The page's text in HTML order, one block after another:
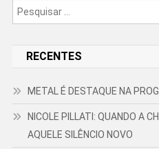
RECENTES
METAL É DESTAQUE NA
NICOLE PILLATI: QUANDO A
AQUELE SILÊNCIO NOVO